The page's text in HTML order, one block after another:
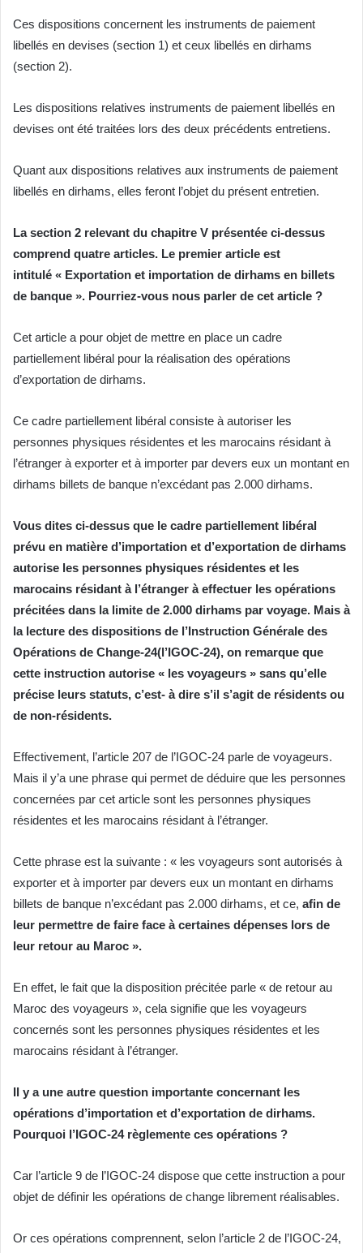
Ces dispositions concernent les instruments de paiement
libellés en devises (section 1) et ceux libellés en dirhams
(section 2).
Les dispositions relatives instruments de paiement libellés en
devises ont été traitées lors des deux précédents entretiens.
Quant aux dispositions relatives aux instruments de paiement
libellés en dirhams, elles feront l’objet du présent entretien.
La section 2 relevant du chapitre V présentée ci-dessus
comprend quatre articles. Le premier article est
intitulé « Exportation et importation de dirhams en billets
de banque ». Pourriez-vous nous parler de cet article ?
Cet article a pour objet de mettre en place un cadre
partiellement libéral pour la réalisation des opérations
d’exportation de dirhams.
Ce cadre partiellement libéral consiste à autoriser les
personnes physiques résidentes et les marocains résidant à
l’étranger à exporter et à importer par devers eux un montant en
dirhams billets de banque n’excédant pas 2.000 dirhams.
Vous dites ci-dessus que le cadre partiellement libéral
prévu en matière d’importation et d’exportation de dirhams
autorise les personnes physiques résidentes et les
marocains résidant à l’étranger à effectuer les opérations
précitées dans la limite de 2.000 dirhams par voyage. Mais à
la lecture des dispositions de l’Instruction Générale des
Opérations de Change-24(l’IGOC-24), on remarque que
cette instruction autorise « les voyageurs » sans qu’elle
précise leurs statuts, c’est- à dire s’il s’agit de résidents ou
de non-résidents.
Effectivement, l’article 207 de l’IGOC-24 parle de voyageurs.
Mais il y’a une phrase qui permet de déduire que les personnes
concernées par cet article sont les personnes physiques
résidentes et les marocains résidant à l’étranger.
Cette phrase est la suivante : « les voyageurs sont autorisés à
exporter et à importer par devers eux un montant en dirhams
billets de banque n’excédant pas 2.000 dirhams, et ce, afin de
leur permettre de faire face à certaines dépenses lors de
leur retour au Maroc ».
En effet, le fait que la disposition précitée parle « de retour au
Maroc des voyageurs », cela signifie que les voyageurs
concernés sont les personnes physiques résidentes et les
marocains résidant à l’étranger.
Il y a une autre question importante concernant les
opérations d’importation et d’exportation de dirhams.
Pourquoi l’IGOC-24 règlemente ces opérations ?
Car l’article 9 de l’IGOC-24 dispose que cette instruction a pour
objet de définir les opérations de change librement réalisables.
Or ces opérations comprennent, selon l’article 2 de l’IGOC-24,